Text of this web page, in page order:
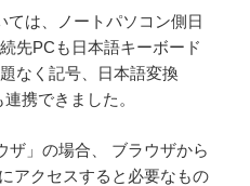
ては、ノートパソコン側日
先PCも日本語キーボード
なく記号、日本語変換
携できました。
ザ」の場合、 ブラウザから
にアクセスすると必要なもの